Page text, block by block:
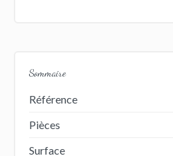
Sommaire
Référence
Pièces
Surface